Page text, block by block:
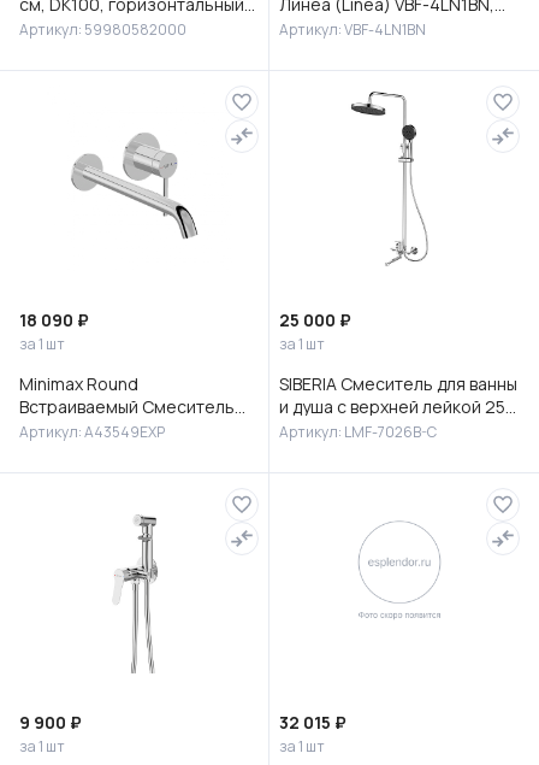
сифон 60 мм, матовый
Артикул: 59980582000
брашированный никель
Артикул: VBF-4LN1BN
18 090 ₽
за 1 шт
Minimax Round
Встраиваемый Смеситель
для раковины, хром,
Артикул: A43549EXP
25 000 ₽
за 1 шт
SIBERIA Смеситель для ванны
и душа с верхней лейкой 25
см, с изливом, латунь, хром,
Артикул: LMF-7026B-C
9 900 ₽
за 1 шт
32 015 ₽
за 1 шт